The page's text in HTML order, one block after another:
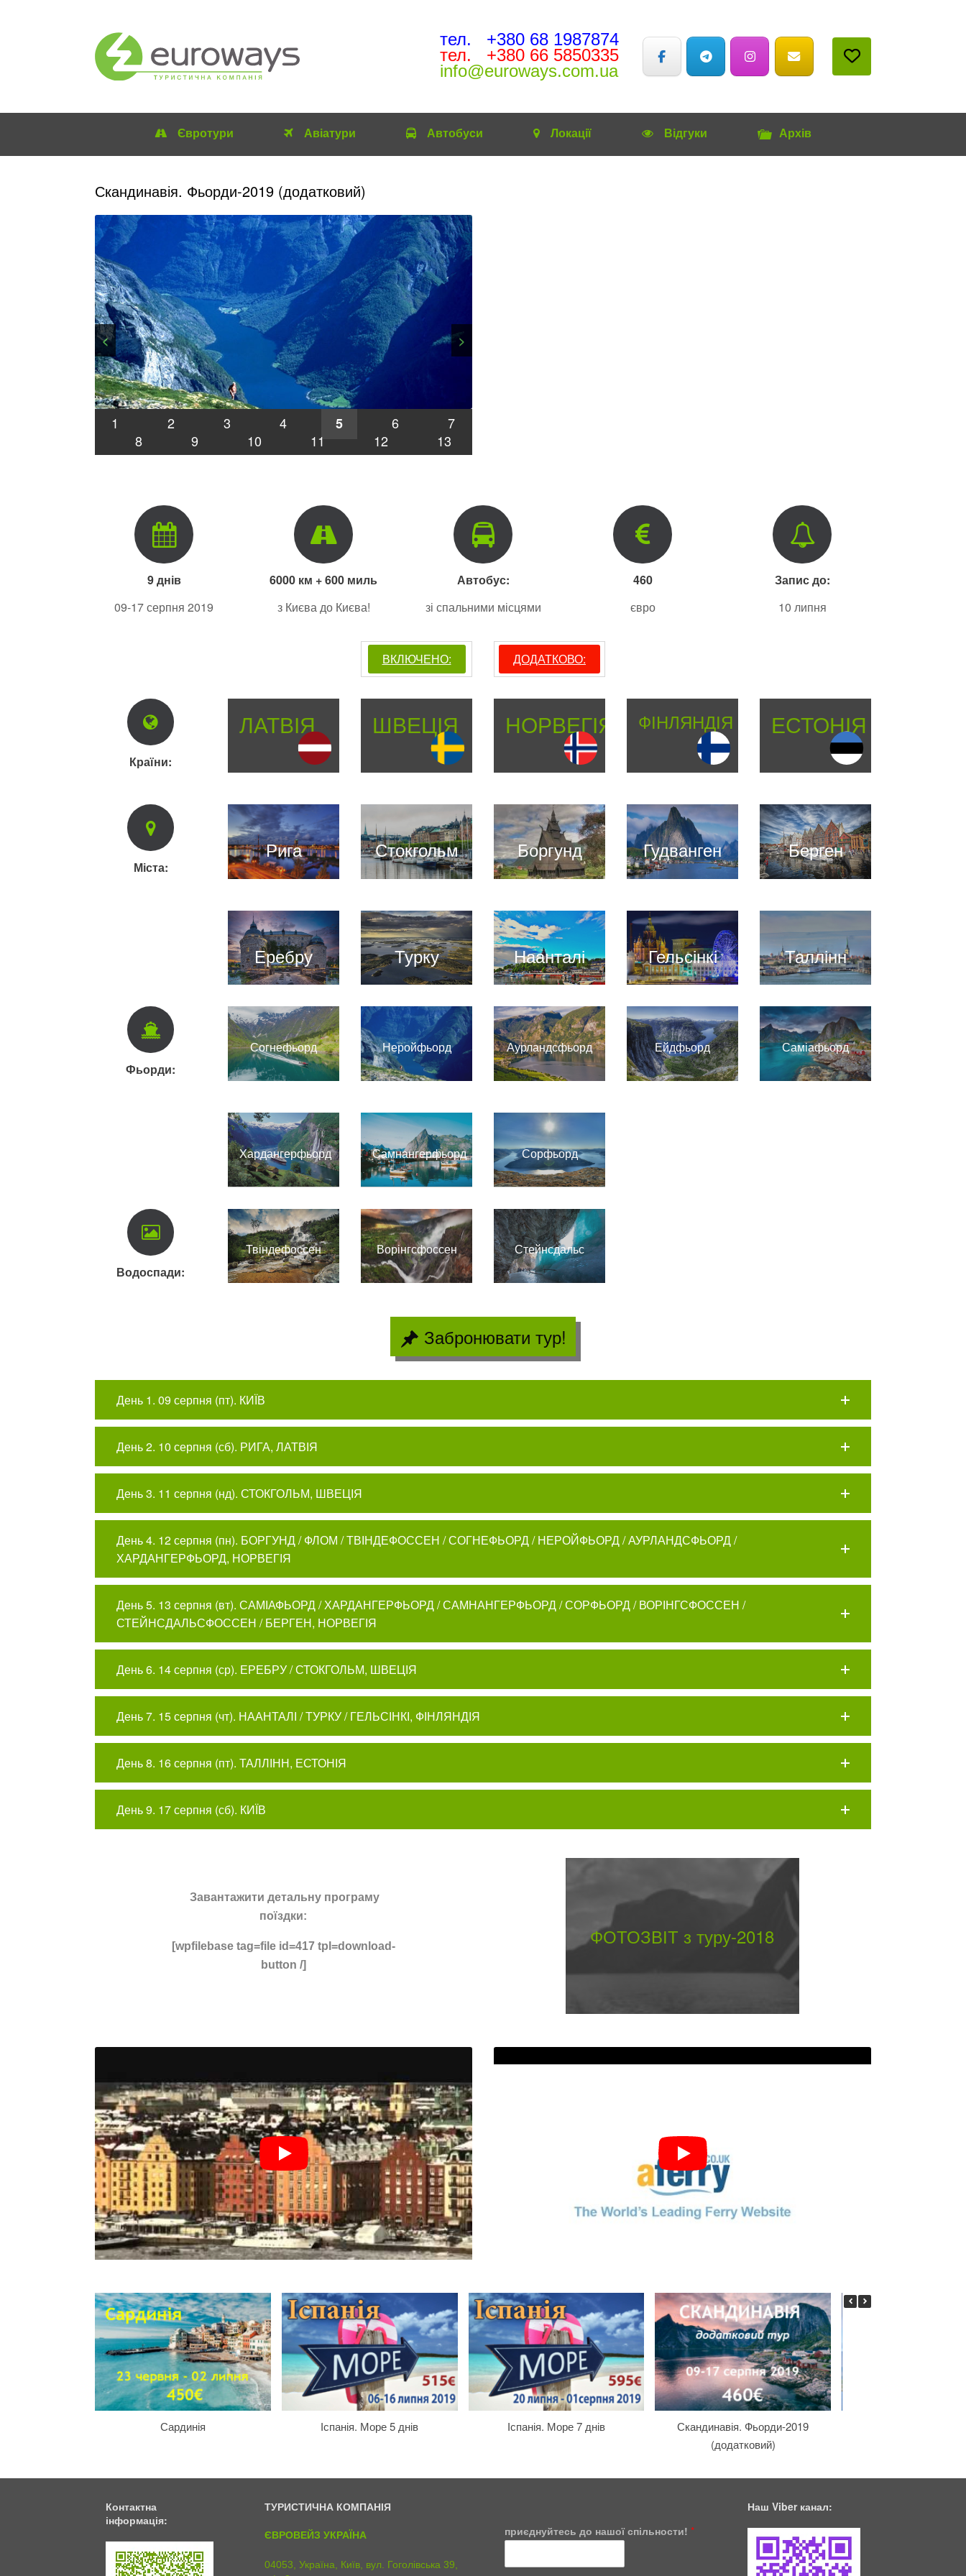
тел. +380 68 1987874
тел. +380 66 5850335
info@euroways.com.ua
Євротури Авіатури Автобуcи Локації Відгуки Архів
Скандинавія. Фьорди-2019 (додатковий)
< >
1 2 3 4 5 6
7
8
9 10 11 12 13
9 днів
09-17 серпня 2019
6000 км + 600 миль
з Києва до Києва!
Автобус:
зі спальними місцями
460
євро
Запис до:
10 липня
ВКЛЮЧЕНО: ДОДАТКОВО:
Країни:
ЛАТВІЯ ШВЕЦІЯ НОРВЕГІЯ ФІНЛЯНДІЯ ЕСТОНІЯ
Міста:
Рига Стокгольм Боргунд Гудванген Берген
Еребру Турку Наанталі Гельсінкі Таллінн
Фьорди:
Согнефьорд Неройфьорд Аурландсфьорд Ейдфьорд Саміафьорд
Хардангерфьорд Самнангерфьорд Сорфьорд
Водоспади:
Твіндефоссен Ворінгсфоссен Стейнсдальс
Забронювати тур!
День 1. 09 серпня (пт). КИЇВ
День 2. 10 серпня (сб). РИГА, ЛАТВІЯ
День 3. 11 серпня (нд). СТОКГОЛЬМ, ШВЕЦІЯ
День 4. 12 серпня (пн). БОРГУНД / ФЛОМ / ТВІНДЕФОССЕН / СОГНЕФЬОРД / НЕРОЙФЬОРД / АУРЛАНДСФЬОРД /
ХАРДАНГЕРФЬОРД, НОРВЕГІЯ
День 5. 13 серпня (вт). САМІАФЬОРД / ХАРДАНГЕРФЬОРД / САМНАНГЕРФЬОРД / СОРФЬОРД / ВОРІНГСФОССЕН /
СТЕЙНСДАЛЬСФОССЕН / БЕРГЕН, НОРВЕГІЯ
День 6. 14 серпня (ср). ЕРЕБРУ / СТОКГОЛЬМ, ШВЕЦІЯ
День 7. 15 серпня (чт). НААНТАЛІ / ТУРКУ / ГЕЛЬСІНКІ, ФІНЛЯНДІЯ
День 8. 16 серпня (пт). ТАЛЛІНН, ЕСТОНІЯ
День 9. 17 серпня (сб). КИЇВ
Завантажити детальну програму
поїздки:
[wpfilebase tag=file id=417 tpl=download-
button /]
ФОТОЗВІТ з туру-2018
Сардинія Іспанія. Море 5 днів Іспанія. Море 7 днів
Скандинавія. Фьорди-2019
(додатковий)
Контактна
інформація:
ТУРИСТИЧНА КОМПАНІЯ
ЄВРОВЕЙЗ УКРАЇНА
04053, Україна, Київ, вул. Гоголівська 39,
u
приєднуйтесь до нашої спільности! *
Наш Viber канал: